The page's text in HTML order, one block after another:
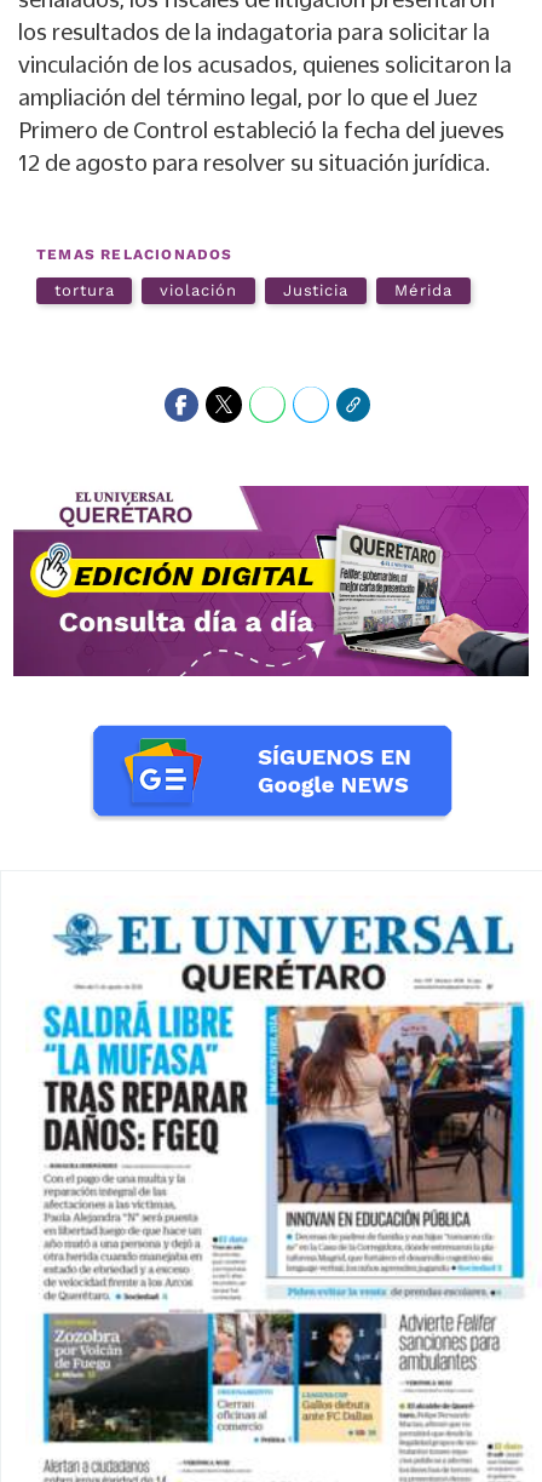
los resultados de la indagatoria para solicitar la
vinculación de los acusados, quienes solicitaron la
ampliación del término legal, por lo que el Juez
Primero de Control estableció la fecha del jueves
12 de agosto para resolver su situación jurídica.
TEMAS RELACIONADOS
tortura violación Justicia Mérida